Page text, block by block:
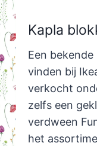
Kapla
Een
vinden bij
verkocht
zelfs een
verdween
het